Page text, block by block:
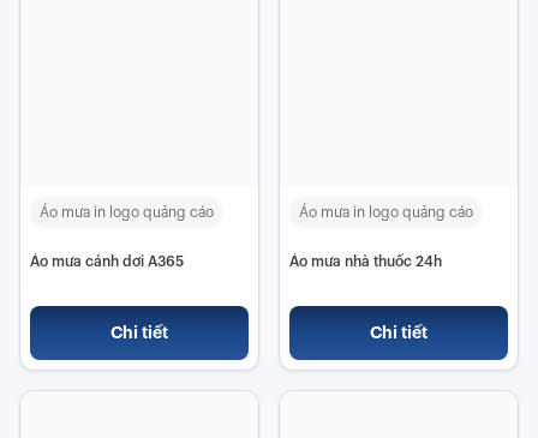
Áo mưa in logo quảng cáo
Áo mưa cánh dơi A365
Chi tiết
Áo mưa in logo quảng cáo
Áo mưa nhà thuốc 24h
Chi tiết